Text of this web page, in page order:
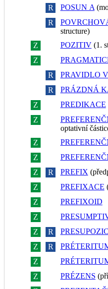
R POSUN Α
R
structure)
Z
POZITIV(1.
Z
R
PRAVIDLO
R PRÁZDNÁ
Z
PREDIKACE
Z
optativní
Z
Z
Z
R PREFIX
Z
PREFIXACE
Z
PREFIXOID
Z
Z
R
Z
R
Z
Z
PRÉZENS